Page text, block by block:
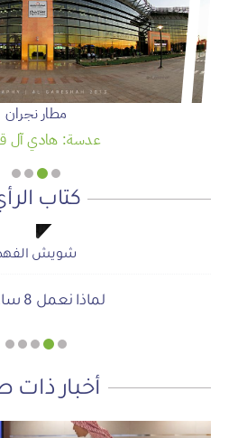
مطار نجران
عدسة: هادي آل
كتاب
صحيفة المشهد
أجتاحني الخريف .. و
شويش
لماذا نعمل 8 ساعات؟
أ.محمد سمحان آل
المنطقة
صحيفة المشهد
الحوار الصامت بين
شويش
دعوة للاحتفال
أخبار ذات